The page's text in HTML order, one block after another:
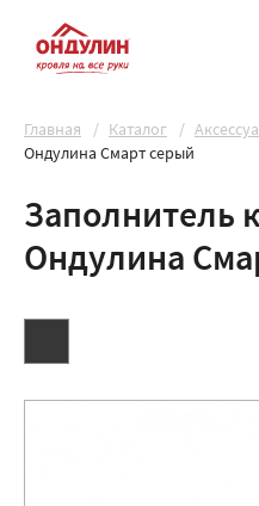
Главная Каталог
Ондулина Смарт серый
Заполнитель
Ондулина